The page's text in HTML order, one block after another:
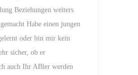
Beziehungen weiters
Habe einen jungen
oder bin mir kein
sicher, ob er
auch Ihr ABler werden